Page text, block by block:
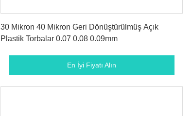
30 Mikron 40 Mikron Geri Dönüştürülmüş Açık
Plastik Torbalar 0.07 0.08 0.09mm
En İyi Fiyatı Alın